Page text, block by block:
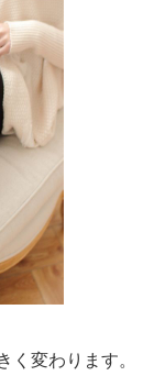
変わります。